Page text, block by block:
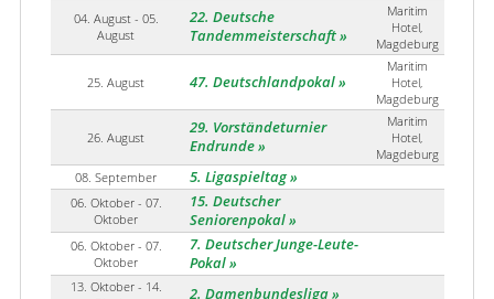
04. August - 05.
August
22. Deutsche
Tandemmeisterschaft
Maritim
Hotel,
Magdeburg
25. August 47. Deutschlandpokal
Maritim
Hotel,
Magdeburg
26. August
29. Vorständeturnier
Endrunde
Maritim
Hotel,
Magdeburg
08. September
5. Ligaspieltag
06. Oktober - 07.
Oktober
15. Deutscher
Seniorenpokal
06. Oktober - 07.
Oktober
7. Deutscher Junge-Leute-
Pokal
13. Oktober - 14.
2. Damenbundesliga